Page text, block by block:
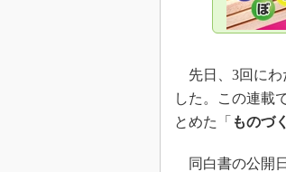
先日、3回にわ
した。この連載
とめた「 ものづ
同白書の公開